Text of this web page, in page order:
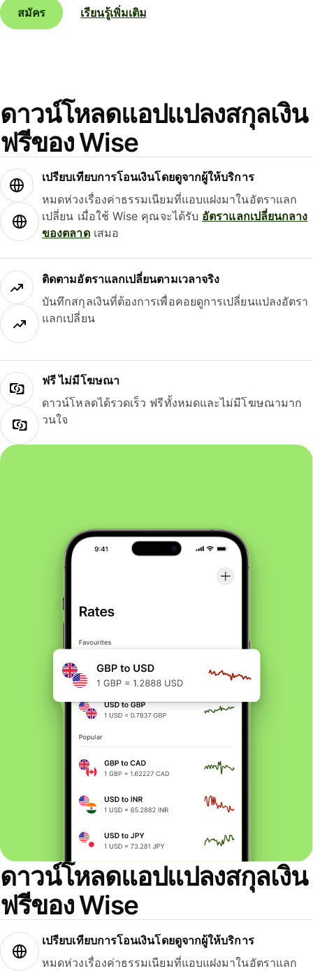
สมัคร เรียนรู้เพิ่มเติม
ดาวน์โหลดแอปแปลงสกุลเงิน
ฟรีของ Wise
เปรียบเทียบการโอนเงินโดยดูจากผู้ให้บริการ
หมดห่วงเรื่องค่าธรรมเนียมที่แอบแฝงมาในอัตราแลก
เปลี่ยน เมื่อใช้ Wise คุณจะได้รับ อัตราแลกเปลี่ยนกลาง
ของตลาดเสมอ
ติดตามอัตราแลกเปลี่ยนตามเวลาจริง
บันทึกสกุลเงินที่ต้องการเพื่อคอยดูการเปลี่ยนแปลงอัตรา
แลกเปลี่ยน
ฟรี ไม่มีโฆษณา
ดาวน์โหลดได้รวดเร็ว ฟรีทั้งหมดและไม่มีโฆษณามาก
วนใจ
ดาวน์โหลดแอปแปลงสกุลเงิน
ฟรีของ Wise
เปรียบเทียบการโอนเงินโดยดูจากผู้ให้บริการ
หมดห่วงเรื่องค่าธรรมเนียมที่แอบแฝงมาในอัตราแลก